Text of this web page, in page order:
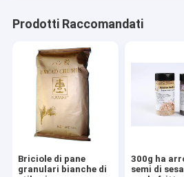
Prodotti Raccomandati
Briciole di pane
granulari bianche di
300g ha
semi di